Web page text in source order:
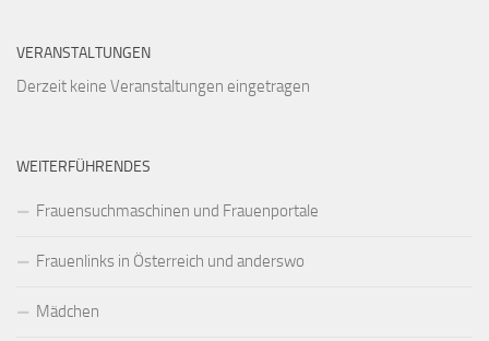
VERANSTALTUNGEN
Derzeit keine Veranstaltungen eingetragen
WEITERFÜHRENDES
Frauensuchmaschinen und Frauenportale
Frauenlinks in Österreich und anderswo
Mädchen